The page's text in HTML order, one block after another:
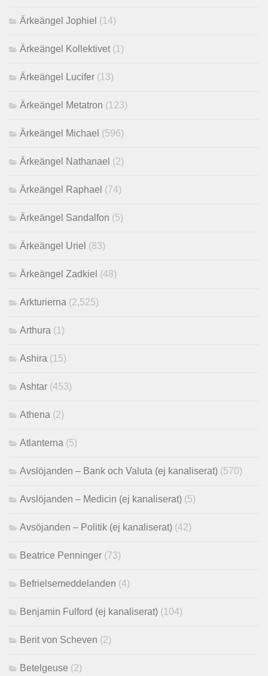
Ärkeängel Jophiel (14)
Ärkeängel Kollektivet (1)
Ärkeängel Lucifer (13)
Ärkeängel Metatron (123)
Ärkeängel Michael (596)
Ärkeängel Nathanael (2)
Ärkeängel Raphael (74)
Ärkeängel Sandalfon (5)
Ärkeängel Uriel (83)
Ärkeängel Zadkiel (48)
Arkturierna (2,525)
Arthura (1)
Ashira (15)
Ashtar (453)
Athena (2)
Atlanterna (5)
Avslöjanden – Bank och Valuta (ej kanaliserat) (570)
Avslöjanden – Medicin (ej kanaliserat) (5)
Avsöjanden – Politik (ej kanaliserat) (42)
Beatrice Penninger (73)
Befrielsemeddelanden (4)
Benjamin Fulford (ej kanaliserat) (104)
Berit von Scheven (2)
Betelgeuse (2)